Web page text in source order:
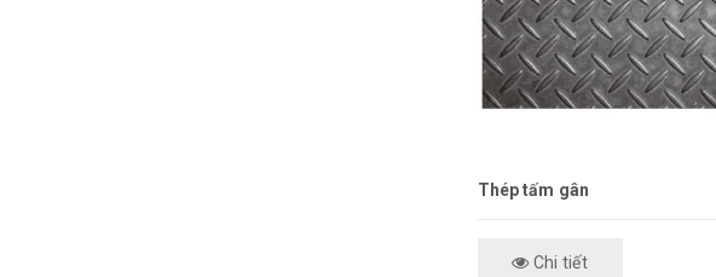
Thép tấm gân
Chi tiết